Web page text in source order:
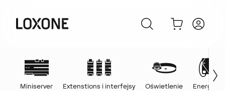
Miniserver Extenstions i interfejsy Oświetlenie Energia